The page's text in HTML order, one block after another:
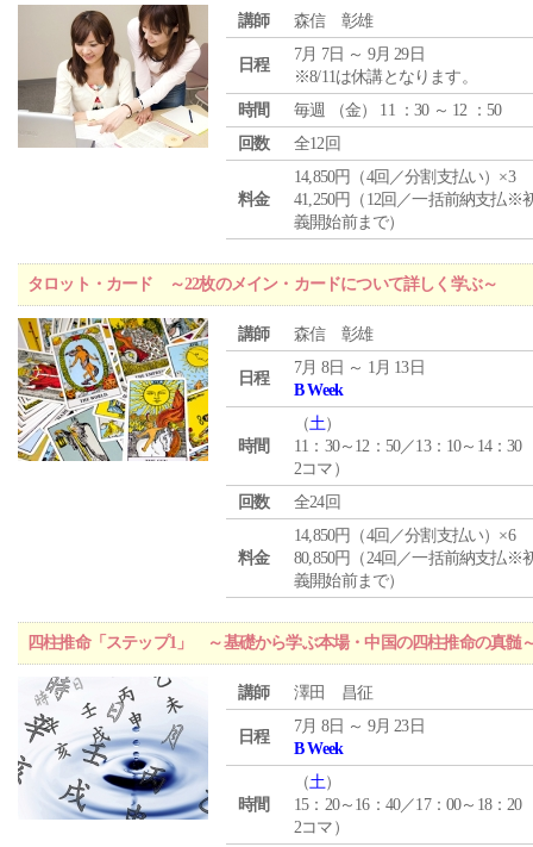
講師 森信 彰雄
日程
7月 7日 ～ 9月 29日
※8/11は休講となります。
時間
毎週 （金） 11 ：30 ～ 12 ：50
回数
全12回
料金
14,850円（4回／分割支払い）×3
41,250円（12回／一括前納支払※
義開始前まで）
タロット・カード ～22枚のメイン・カードについて詳しく学ぶ～
講師 森信 彰雄
日程
7月 8日 ～ 1月 13日
B Week
時間
（土）
11：30～12：50／13：10～14：30
2コマ）
回数
全24回
料金
14,850円（4回／分割支払い）×6
80,850円（24回／一括前納支払※
義開始前まで）
四柱推命「ステップ1」 ～基礎から学ぶ本場・中国の四柱推命の真髄
講師 澤田 昌征
日程
7月 8日 ～ 9月 23日
B Week
時間
（土）
15：20～16：40／17：00～18：20
2コマ）